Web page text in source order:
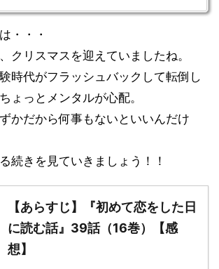
・・・
クリスマスを迎えていましたね。
時代がフラッシュバックして転倒し
ょっとメンタルが心配。
かだから何事もないといいんだけ
続きを見ていきましょう！！
【あらすじ】『初めて恋をした日
に読む話』39話（16巻）【感
想】